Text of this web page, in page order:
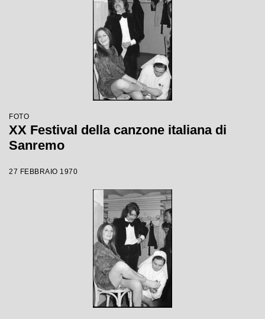
FOTO
XX Festival della canzone italiana di
Sanremo
27 FEBBRAIO 1970